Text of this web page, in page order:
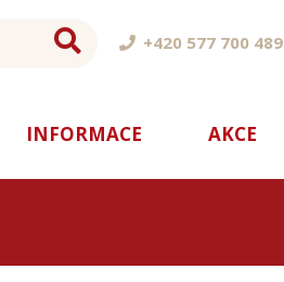
INFORMACE AKCE
+420 577 700 489